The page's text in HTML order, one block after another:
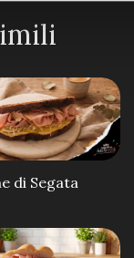
di Segata